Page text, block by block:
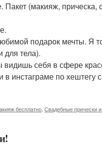
(макияж,
подарок мечты. Я
для тела).
видишь себя в сфере
инстаграме по хештегу
бесплатно Свадебные прически